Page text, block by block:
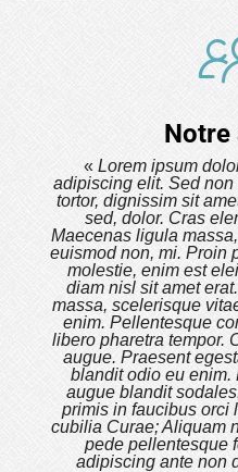
Notre
« Lorem ipsum
adipiscing elit. Sed
tortor, dignissim sit
sed, dolor. Cras
Maecenas ligula
euismod non, mi. Proin
molestie, enim est
diam nisl sit amet
massa, scelerisque
enim. Pellentesque
libero pharetra tempor.
augue. Praesent
blandit odio eu enim.
augue blandit
primis in faucibus orci
cubilia Curae; Aliquam
pede pellentesque
adipiscing ante non